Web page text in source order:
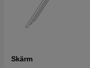
Skärm